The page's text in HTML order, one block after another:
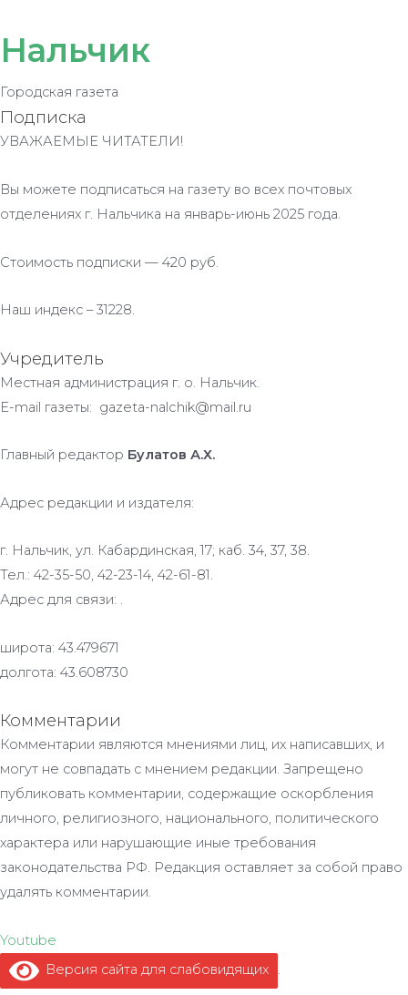
Нальчик
Городская газета
Подписка
УВАЖАЕМЫЕ ЧИТАТЕЛИ!
Вы можете подписаться на газету во всех почтовых
отделениях г. Нальчика на январь-июнь 2025 года.
Стоимость подписки — 420 руб.
Наш индекс – 31228.
Учредитель
Местная администрация г. о. Нальчик.
E-mail газеты: gazeta-nalchik@mail.ru
Главный редактор Булатов А.Х.
Адрес редакции и издателя:
г. Нальчик, ул. Кабардинская, 17; каб. 34, 37, 38.
Тел.: 42-35-50, 42-23-14, 42-61-81.
Адрес для связи: .
широта: 43.479671
долгота: 43.608730
Комментарии
Комментарии являются мнениями лиц, их написавших, и
могут не совпадать с мнением редакции. Запрещено
публиковать комментарии, содержащие оскорбления
личного, религиозного, национального, политического
характера или нарушающие иные требования
законодательства РФ. Редакция оставляет за собой право
удалять комментарии.
Youtube
Версия сайта для слабовидящих
.